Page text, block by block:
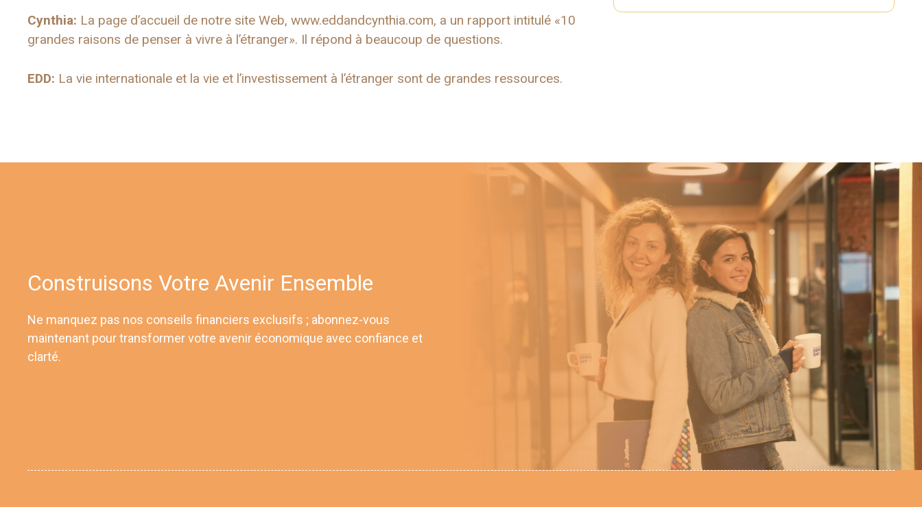
Cynthia: La page d’accueil de notre site Web, www.eddandcynthia.com, a un rapport intitulé «10
grandes raisons de penser à vivre à l’étranger». Il répond à beaucoup de questions.
EDD: La vie internationale et la vie et l’investissement à l’étranger sont de grandes ressources.
Construisons Votre Avenir Ensemble
Ne manquez pas nos conseils financiers exclusifs ; abonnez-vous
maintenant pour transformer votre avenir économique avec confiance et
clarté.